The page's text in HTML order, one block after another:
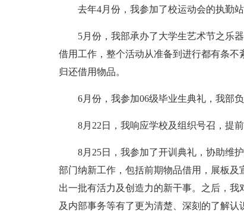
去年4月份，我参加了校运动会的执勤
5月份，我部承办了大学生艺术节之乐
借用工作，整个活动从准备到进行都有条
归还借用物品。
6月份，我参加06级毕业生典礼，我部
8月22日，我响应学校及组织号召，提
8月25日，我参加了开训典礼，协助维
部门纳新工作，包括前期物品借用，展板
出一批有活力及创造力的新干事。之后，
及内部事务等有了更为清楚、深刻的了解认